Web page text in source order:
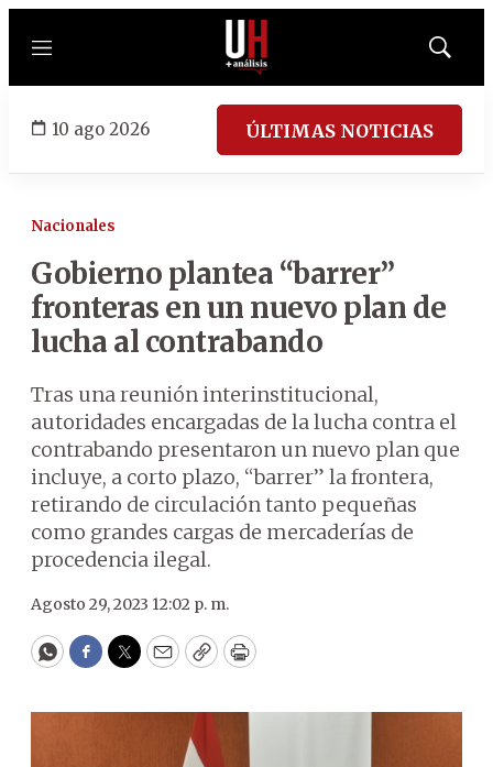
Menú
Mostrar
10 ago 2026 ÚLTIMAS NOTICIAS
Nacionales
Gobierno plantea “barrer”
fronteras en un nuevo plan de
lucha al contrabando
Tras una reunión interinstitucional,
autoridades encargadas de la lucha contra el
contrabando presentaron un nuevo plan que
incluye, a corto plazo, “barrer” la frontera,
retirando de circulación tanto pequeñas
como grandes cargas de mercaderías de
procedencia ilegal.
Agosto 29, 2023 12:02 p. m.
WhatsApp
Facebook
Twitter
EmailCopyPrint